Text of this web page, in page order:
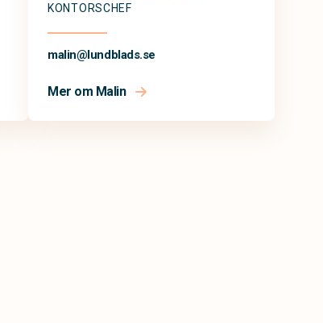
KONTORSCHEF
malin@lundblads.se
Mer om Malin